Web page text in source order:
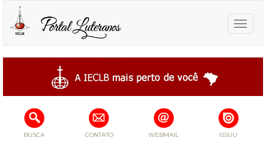
Toggle
BUSCA CONTATO WEBMAIL ISSUU